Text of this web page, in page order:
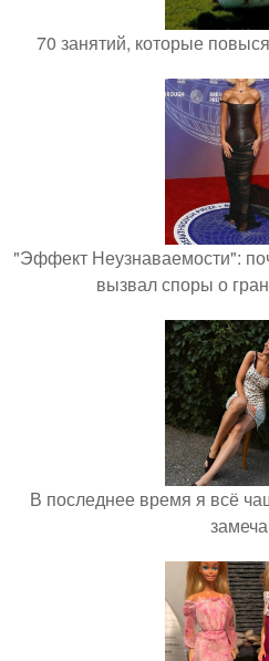
70 занятий, которые
"Эффект Неузнаваемости":
вызвал споры о
В последнее время я всё